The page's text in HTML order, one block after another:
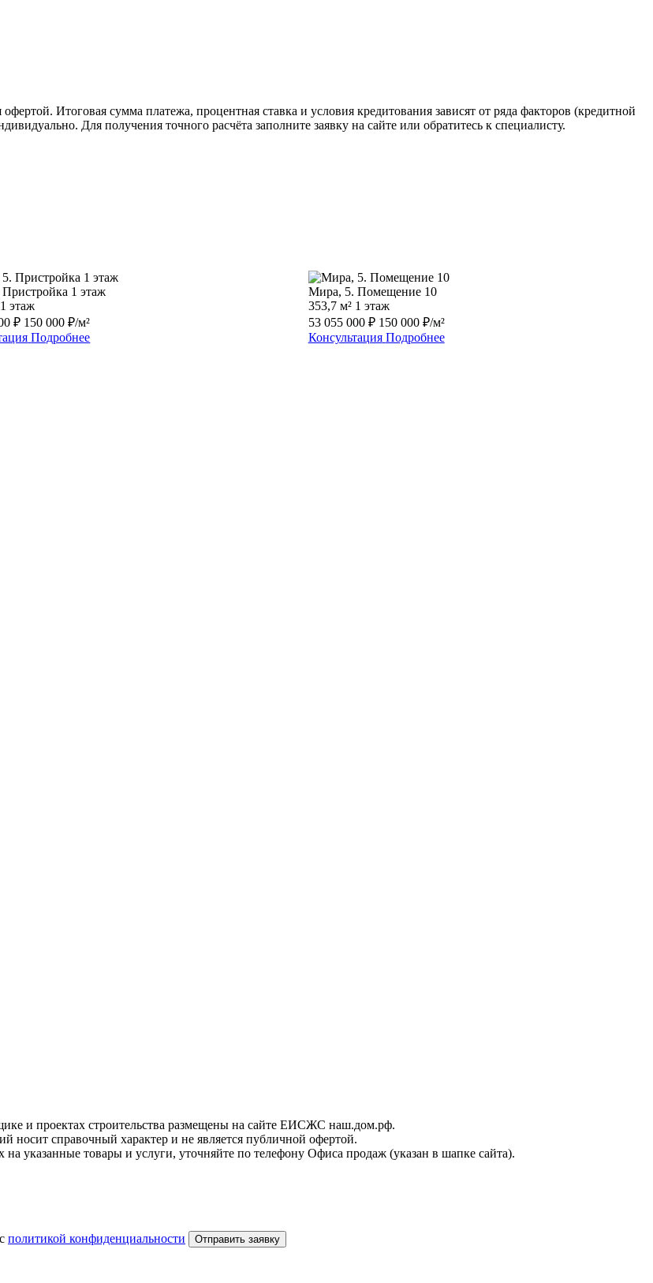
Итоговая сумма платежа, процентная ставка и условия кредитования зависят от ряда факторов (кредитной
Для получения точного расчёта заполните заявку на сайте или обратитесь к специалисту.
1 этаж
1 этаж
₽ 150 000 ₽/м²
Подробнее
Мира, 5. Помещение 10
353,7 м² 1 этаж
53 055 000 ₽ 150 000 ₽/м²
Консультация Подробнее
и проектах строительства размещены на сайте ЕИСЖС наш.дом.рф.
носит справочный характер и не является публичной офертой.
товары и услуги, уточняйте по телефону Офиса продаж (указан в шапке сайта).
политикой конфиденциальности Отправить заявку